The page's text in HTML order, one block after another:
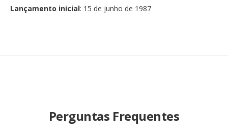
Lançamento inicial: 15 de junho de 1987
Perguntas Frequentes